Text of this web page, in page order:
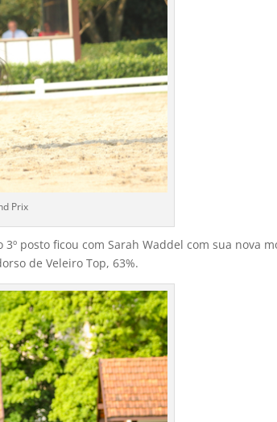
Prix
posto ficou com Sarah Waddel com sua nova
de Veleiro Top, 63%.